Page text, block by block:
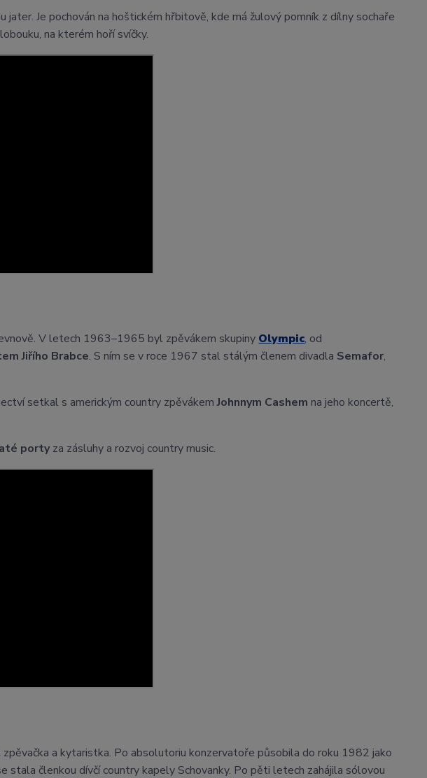
Je pochován na hoštickém hřbitově, kde má žulový pomník z dílny sochaře
na kterém hoří svíčky.
V letech 1963–1965 byl zpěvákem skupiny Olympic, od
Jiřího Brabce. S ním se v roce 1967 stal stálým členem divadla Semafor,
setkal s americkým country zpěvákemJohnnym Cashem na jeho koncertě,
portyza zásluhy a rozvoj country music.
a kytaristka. Po absolutoriu konzervatoře působila do roku 1982 jako
stala členkou dívčí country kapely Schovanky. Po pěti letech zahájila sólovou